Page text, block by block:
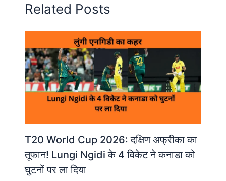
Related Posts
T20 World Cup 2026: दक्षिण अफ्रीका का
तूफान! Lungi Ngidi के 4 विकेट ने कनाडा को
घुटनों पर ला दिया